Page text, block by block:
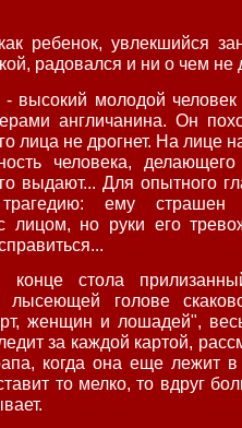
ребенок, увлекшийся
радовался и ни о чем не
- высокий молодой
англичанина. Он
лица не дрогнет. На лице
человека,
выдают... Для опытного
трагедию: ему
лицом, но руки его
конце стола
голове
женщин и лошадей",
за каждой картой,
когда она еще лежит
то мелко, то вдруг